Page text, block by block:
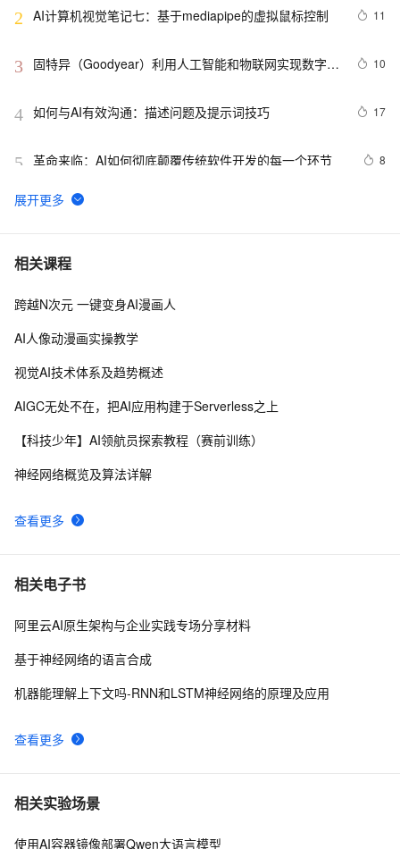
2 AI计算机视觉笔记七：基于mediapipe的虚拟鼠标控制 11
3
固特异（Goodyear）利用人工智能和物联网实现数字化
10
4 如何与AI有效沟通：描述问题及提示词技巧 17
5 革命来临：AI如何彻底颠覆传统软件开发的每一个环节 8
6
89.4K star！这个开源LLM应用开发平台，让你轻松构建
7 【AI系统】AI系统概述与设计目标
8 CVPR 2022 | 高质量捕捉人物动作，网易互娱AI Lab提出
年度Best Papers 一文回顾（1）
10视觉AI五天训练营教程 Day 1
相关课程
查看更多
跨越N次元 一键变身AI漫画人
AI人像动漫画实操教学
视觉AI技术体系及趋势概述
AIGC无处不在，把AI应用构建于Serverless之上
【科技少年】AI领航员探索教程（赛前训练）
神经网络概览及算法详解
相关电子书
查看更多
阿里云AI原生架构与企业实践专场分享材料
基于神经网络的语言合成
机器能理解上下文吗-RNN和LSTM神经网络的原理及应用
相关实验场景
使用AI容器镜像部署Qwen大语言模型